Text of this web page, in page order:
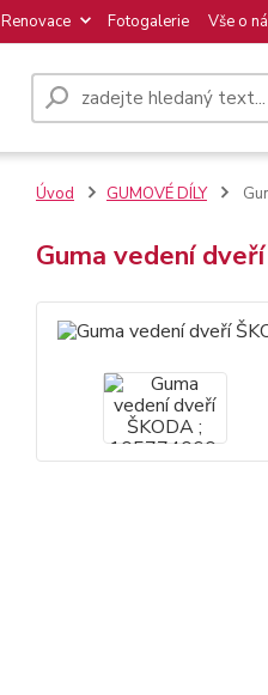
Renovace Fotogalerie Vše o
Úvod GUMOVÉ DÍLY
Guma vedení